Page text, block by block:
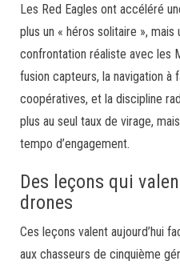
Les Red Eagles ont accéléré
plus un « héros solitaire », mais
confrontation réaliste avec les
fusion capteurs, la navigation
coopératives, et la discipline
plus au seul taux de virage,
tempo d’engagement.
Des leçons qui
drones
Ces leçons valent aujourd’hui
aux chasseurs de cinquième